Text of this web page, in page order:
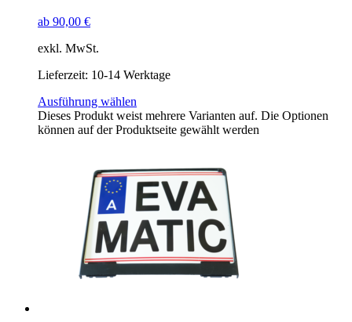
ab 90,00 €
exkl. MwSt.
Lieferzeit: 10-14 Werktage
Ausführung wählen
Dieses Produkt weist mehrere Varianten auf. Die Optionen
können auf der Produktseite gewählt werden